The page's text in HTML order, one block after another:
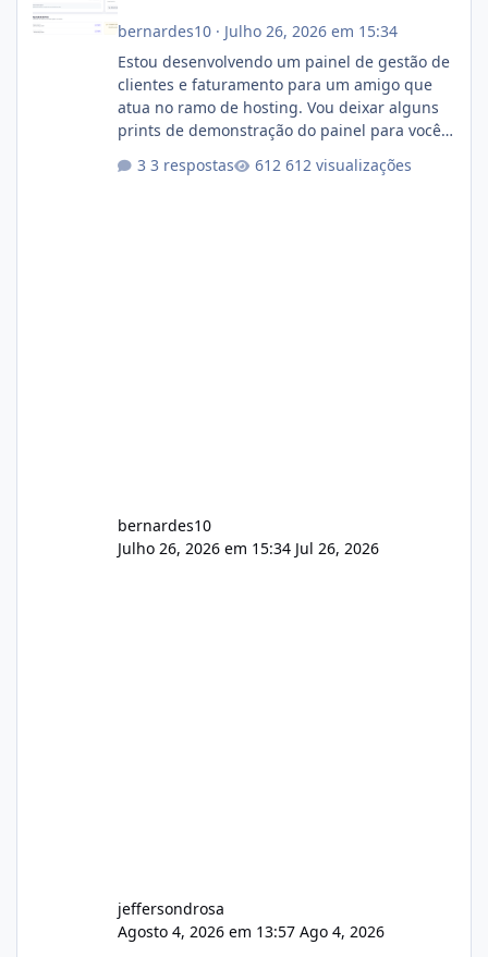
bernardes10· Julho 26, 2026 em 15:34
Estou desenvolvendo um painel de gestão de
clientes e faturamento para um amigo que
atua no ramo de hosting. Vou deixar alguns
prints de demonstração do painel para vocês
com cerca de 80% concluído e conta com
3 respostas 612 visualizações
bernardes10
Julho 26, 2026 em 15:34 Jul 26, 2026
jeffersondrosa
Agosto 4, 2026 em 13:57 Ago 4, 2026